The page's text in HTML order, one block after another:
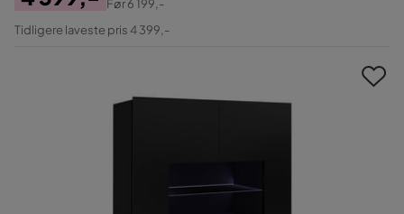
Pris
Original
Før6 199,-
Tidligere laveste pris 4 399,-